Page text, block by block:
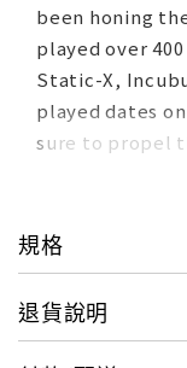
been honing
played over
Static-X,
played dates
sure to propel
規格
退貨說明